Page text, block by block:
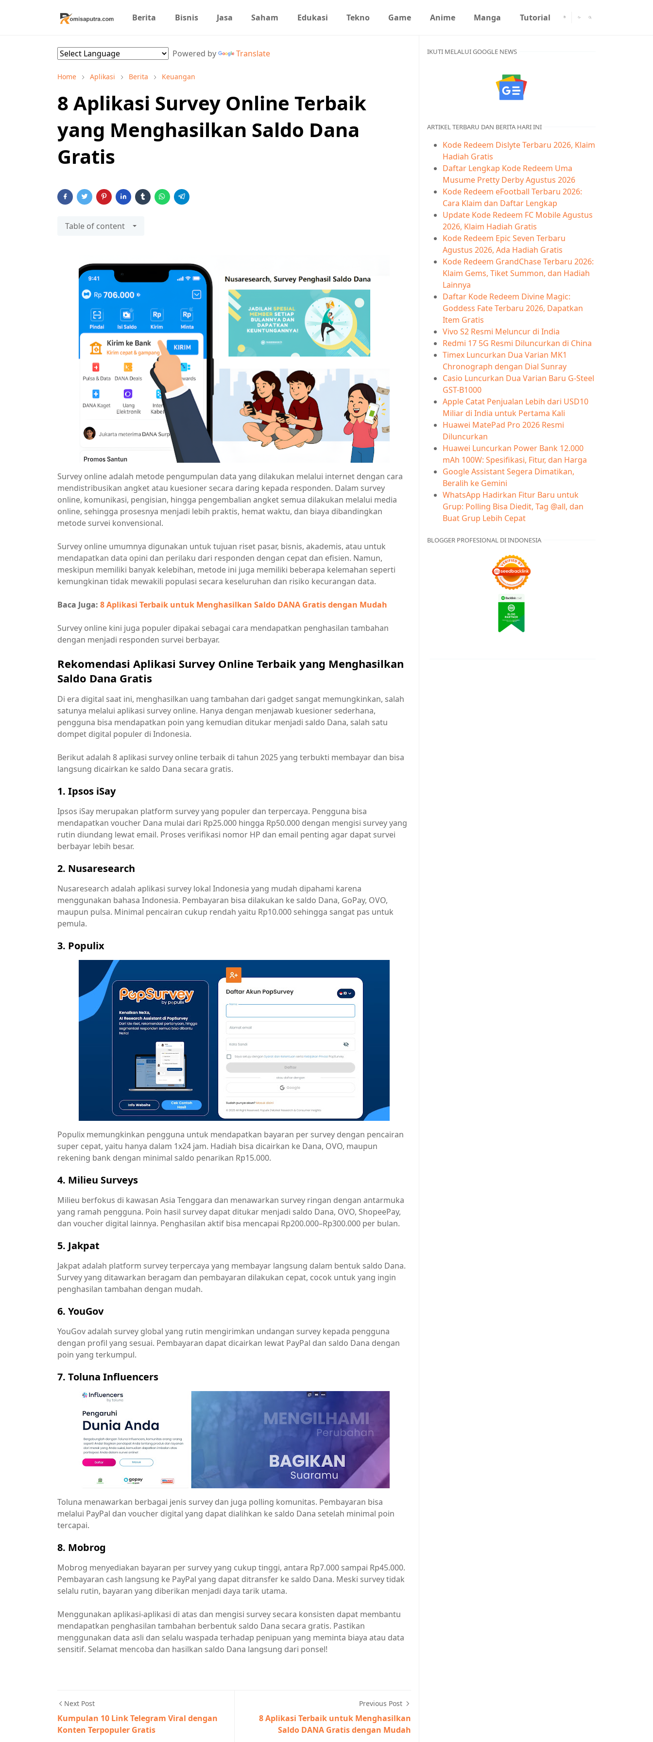
Berita Bisnis Jasa Saham Edukasi Tekno Game Anime Manga Tutorial
Powered by Translate
Home Aplikasi Berita Keuangan
8 Aplikasi Survey Online Terbaik
yang Menghasilkan Saldo Dana
Gratis
Table of content
Survey online adalah metode pengumpulan data yang dilakukan melalui internet dengan cara
mendistribusikan angket atau kuesioner secara daring kepada responden. Dalam survey
online, komunikasi, pengisian, hingga pengembalian angket semua dilakukan melalui media
online, sehingga prosesnya menjadi lebih praktis, hemat waktu, dan biaya dibandingkan
metode survei konvensional.
Survey online umumnya digunakan untuk tujuan riset pasar, bisnis, akademis, atau untuk
mendapatkan data opini dan perilaku dari responden dengan cepat dan efisien. Namun,
meskipun memiliki banyak kelebihan, metode ini juga memiliki beberapa kelemahan seperti
kemungkinan tidak mewakili populasi secara keseluruhan dan risiko kecurangan data.
Baca Juga: 8 Aplikasi Terbaik untuk Menghasilkan Saldo DANA Gratis dengan Mudah
Survey online kini juga populer dipakai sebagai cara mendapatkan penghasilan tambahan
dengan menjadi responden survei berbayar.
Rekomendasi Aplikasi Survey Online Terbaik yang Menghasilkan
Saldo Dana Gratis
Di era digital saat ini, menghasilkan uang tambahan dari gadget sangat memungkinkan, salah
satunya melalui aplikasi survey online. Hanya dengan menjawab kuesioner sederhana,
pengguna bisa mendapatkan poin yang kemudian ditukar menjadi saldo Dana, salah satu
dompet digital populer di Indonesia.
Berikut adalah 8 aplikasi survey online terbaik di tahun 2025 yang terbukti membayar dan bisa
langsung dicairkan ke saldo Dana secara gratis.
1. Ipsos iSay
Ipsos iSay merupakan platform survey yang populer dan terpercaya. Pengguna bisa
mendapatkan voucher Dana mulai dari Rp25.000 hingga Rp50.000 dengan mengisi survey yang
rutin diundang lewat email. Proses verifikasi nomor HP dan email penting agar dapat survei
berbayar lebih besar.
2. Nusaresearch
Nusaresearch adalah aplikasi survey lokal Indonesia yang mudah dipahami karena
menggunakan bahasa Indonesia. Pembayaran bisa dilakukan ke saldo Dana, GoPay, OVO,
maupun pulsa. Minimal pencairan cukup rendah yaitu Rp10.000 sehingga sangat pas untuk
pemula.
3. Populix
Populix memungkinkan pengguna untuk mendapatkan bayaran per survey dengan pencairan
super cepat, yaitu hanya dalam 1x24 jam. Hadiah bisa dicairkan ke Dana, OVO, maupun
rekening bank dengan minimal saldo penarikan Rp15.000.
4. Milieu Surveys
Milieu berfokus di kawasan Asia Tenggara dan menawarkan survey ringan dengan antarmuka
yang ramah pengguna. Poin hasil survey dapat ditukar menjadi saldo Dana, OVO, ShopeePay,
dan voucher digital lainnya. Penghasilan aktif bisa mencapai Rp200.000–Rp300.000 per bulan.
5. Jakpat
Jakpat adalah platform survey terpercaya yang membayar langsung dalam bentuk saldo Dana.
Survey yang ditawarkan beragam dan pembayaran dilakukan cepat, cocok untuk yang ingin
penghasilan tambahan dengan mudah.
6. YouGov
YouGov adalah survey global yang rutin mengirimkan undangan survey kepada pengguna
dengan profil yang sesuai. Pembayaran dapat dicairkan lewat PayPal dan saldo Dana dengan
poin yang terkumpul.
7. Toluna Influencers
Toluna menawarkan berbagai jenis survey dan juga polling komunitas. Pembayaran bisa
melalui PayPal dan voucher digital yang dapat dialihkan ke saldo Dana setelah minimal poin
tercapai.
8. Mobrog
Mobrog menyediakan bayaran per survey yang cukup tinggi, antara Rp7.000 sampai Rp45.000.
Pembayaran cash langsung ke PayPal yang dapat ditransfer ke saldo Dana. Meski survey tidak
selalu rutin, bayaran yang diberikan menjadi daya tarik utama.
Menggunakan aplikasi-aplikasi di atas dan mengisi survey secara konsisten dapat membantu
mendapatkan penghasilan tambahan berbentuk saldo Dana secara gratis. Pastikan
menggunakan data asli dan selalu waspada terhadap penipuan yang meminta biaya atau data
sensitif. Selamat mencoba dan hasilkan saldo Dana langsung dari ponsel!
Next Post
Kumpulan 10 Link Telegram Viral dengan
Konten Terpopuler Gratis
Previous Post
8 Aplikasi Terbaik untuk Menghasilkan
Saldo DANA Gratis dengan Mudah
IKUTI MELALUI GOOGLE NEWS
ARTIKEL TERBARU DAN BERITA HARI INI
Kode Redeem Dislyte Terbaru 2026, Klaim
Hadiah Gratis
Daftar Lengkap Kode Redeem Uma
Musume Pretty Derby Agustus 2026
Kode Redeem eFootball Terbaru 2026:
Cara Klaim dan Daftar Lengkap
Update Kode Redeem FC Mobile Agustus
2026, Klaim Hadiah Gratis
Kode Redeem Epic Seven Terbaru
Agustus 2026, Ada Hadiah Gratis
Kode Redeem GrandChase Terbaru 2026:
Klaim Gems, Tiket Summon, dan Hadiah
Lainnya
Daftar Kode Redeem Divine Magic:
Goddess Fate Terbaru 2026, Dapatkan
Item Gratis
Vivo S2 Resmi Meluncur di India
Redmi 17 5G Resmi Diluncurkan di China
Timex Luncurkan Dua Varian MK1
Chronograph dengan Dial Sunray
Casio Luncurkan Dua Varian Baru G-Steel
GST-B1000
Apple Catat Penjualan Lebih dari USD10
Miliar di India untuk Pertama Kali
Huawei MatePad Pro 2026 Resmi
Diluncurkan
Huawei Luncurkan Power Bank 12.000
mAh 100W: Spesifikasi, Fitur, dan Harga
Google Assistant Segera Dimatikan,
Beralih ke Gemini
WhatsApp Hadirkan Fitur Baru untuk
Grup: Polling Bisa Diedit, Tag @all, dan
Buat Grup Lebih Cepat
BLOGGER PROFESIONAL DI INDONESIA